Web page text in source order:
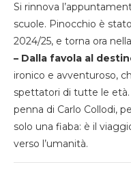
Si rinnova
scuole. Pinocchio è
2024/25, e torna ora
– Dalla favola al
ironico e avventuroso,
spettatori di tutte le età.
penna di Carlo Collodi,
solo una fiaba: è il
verso l’umanità.